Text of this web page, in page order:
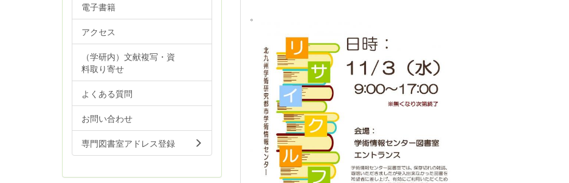
。
電子書籍
アクセス
（学研内）文献複写・資
料取り寄せ
よくある質問
お問い合わせ
専門図書室アドレス登録